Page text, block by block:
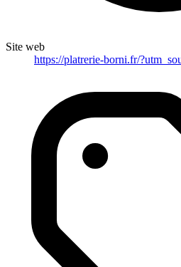
Site web
https://platrerie-borni.fr/